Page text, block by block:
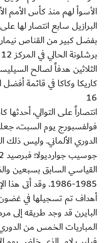
بفضل كبير من القناص
الثلاثين هدفاً لصالح
كاريكا وكاكا في قائمة
16
فولفسبورج يوم السبت،
الدوري الألماني. وليس ذلك
القياسي السابق بسبعين
1985-1986. وقد
البايرن قد وجد طريقه إلى
المباريات الخمس من